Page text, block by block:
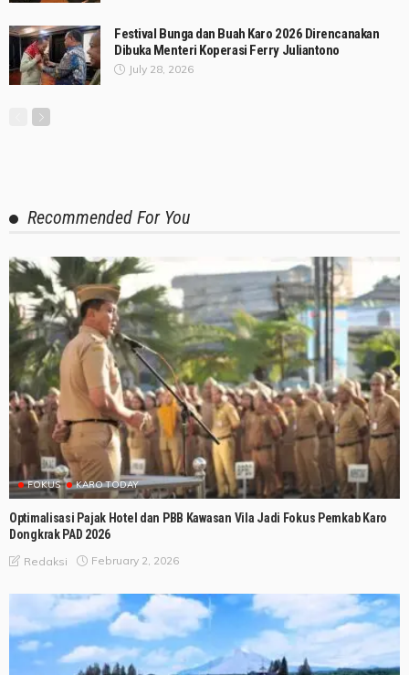
Festival Bunga dan Buah Karo 2026 Direncanakan
Dibuka Menteri Koperasi Ferry Juliantono
July 28, 2026
Recommended For You
FOKUS KARO TODAY
Optimalisasi Pajak Hotel dan PBB Kawasan Vila Jadi Fokus Pemkab Karo
Dongkrak PAD 2026
Redaksi February 2, 2026